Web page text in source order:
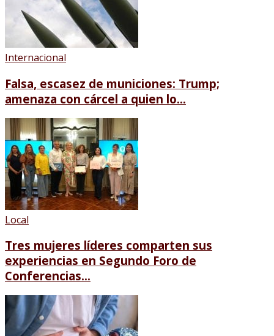
Internacional
Falsa, escasez de municiones: Trump;
amenaza con cárcel a quien lo...
Local
Tres mujeres líderes comparten sus
experiencias en Segundo Foro de
Conferencias...